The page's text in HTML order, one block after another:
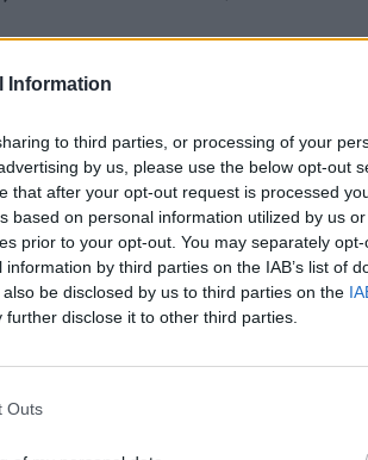
Information
to third parties, or processing of your
by us, please use the below opt-out
that after your opt-out request is processed
based on personal information utilized by us
prior to your opt-out. You may separately
by third parties on the IAB’s list of
be disclosed by us to third parties on the
further disclose it to other third parties.
Outs